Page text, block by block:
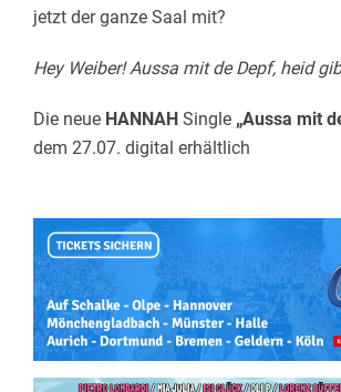
jetzt der ganze Saal mit?
Hey Weiber! Aussa mit de Depf, heid
Die neue HANNAH Single „Aussa mit
dem 27.07. digital erhältlich